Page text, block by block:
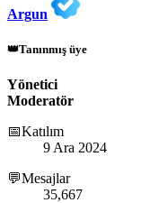
Argun
👑Tanınmış üye
Yönetici
Moderatör
📅Katılım
9 Ara 2024
💬Mesajlar
35,667